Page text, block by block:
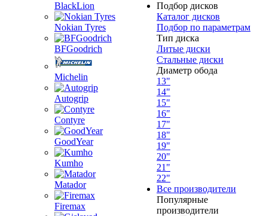
BlackLion
Nokian Tyres
BFGoodrich
Michelin
Autogrip
Contyre
GoodYear
Kumho
Matador
Firemax
Подбор дисков
Каталог дисков
Подбор по параметрам
Тип диска
Литые диски
Стальные диски
Диаметр обода
13"
14"
15"
16"
17"
18"
19"
20"
21"
22"
Все производители
Популярные
производители